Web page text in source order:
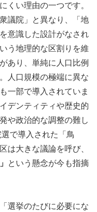
くい理由の一つです。
議院」と異なり、「地
意識した設計がなされ
う地理的な区割りを維
あり、単純に人口比例
人口規模の極端に異な
一部で導入されていま
デンティティや歴史的
や政治的な調整の難し
で導入された「鳥
は大きな議論を呼び、
という懸念が今も指摘
選挙のたびに必要にな